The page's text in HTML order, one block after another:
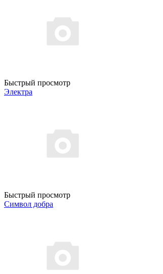
Быстрый просмотр
Электра
Быстрый просмотр
Символ добра